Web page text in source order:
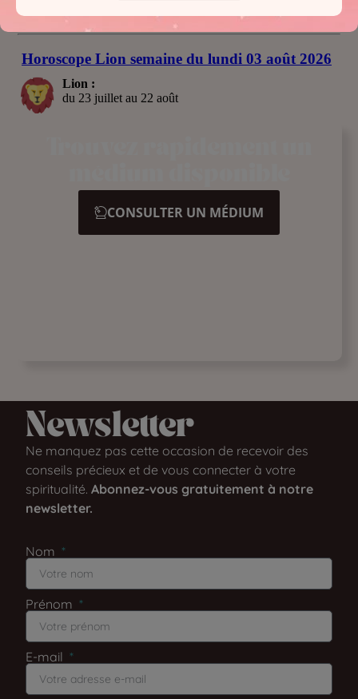
CONSULTER UN MÉDIUM
Newsletter​
Ne manquez pas cette occasion de recevoir des
conseils précieux et de vous connecter à votre
spiritualité.Abonnez-vous gratuitement à notre
newsletter.
Nom
Prénom
E-mail